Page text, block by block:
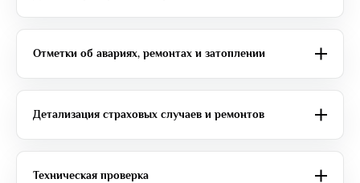
Отметки об авариях, ремонтах и затоплении
Детализация страховых случаев и ремонтов
Техническая проверка